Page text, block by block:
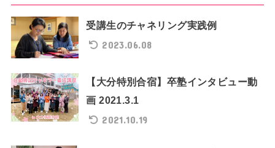
受講生のチャネリング実践例
2023.06.08
【大分特別合宿】卒塾インタビュー動
画 2021.3.1
2021.10.19